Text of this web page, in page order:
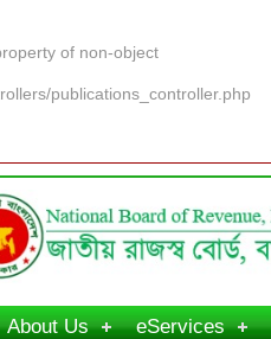
of non-object
publications_controller.php
About Us eServices